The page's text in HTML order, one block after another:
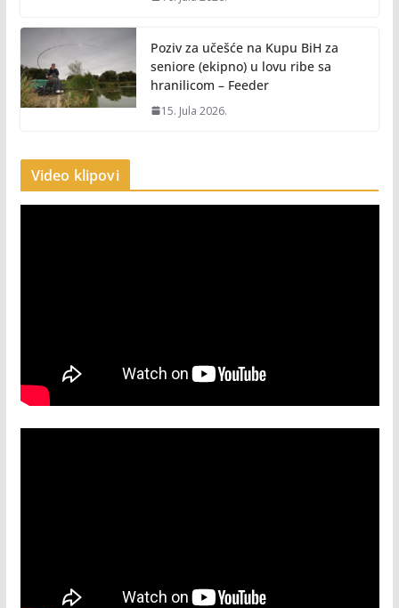
Poziv za učešće na Kupu BiH za
seniore (ekipno) u lovu ribe sa
hranilicom – Feeder
15. Jula 2026.
Video klipovi